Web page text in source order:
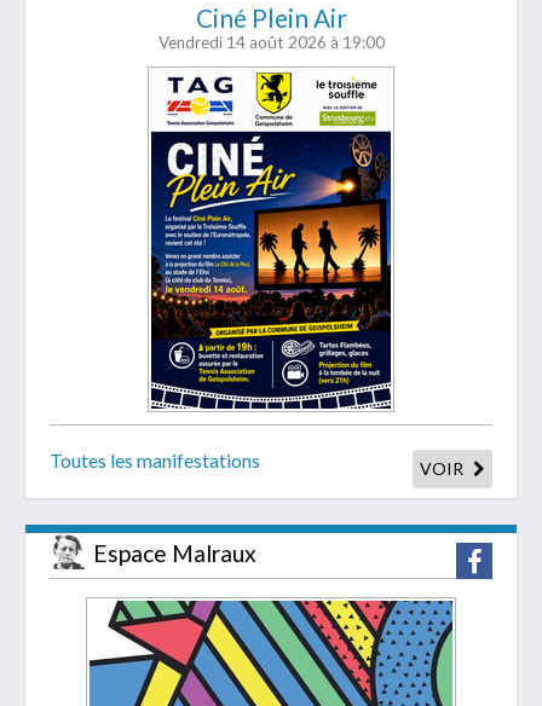
Ciné Plein Air
Vendredi 14 août 2026 à 19:00
Toutes les manifestations VOIR
Espace Malraux